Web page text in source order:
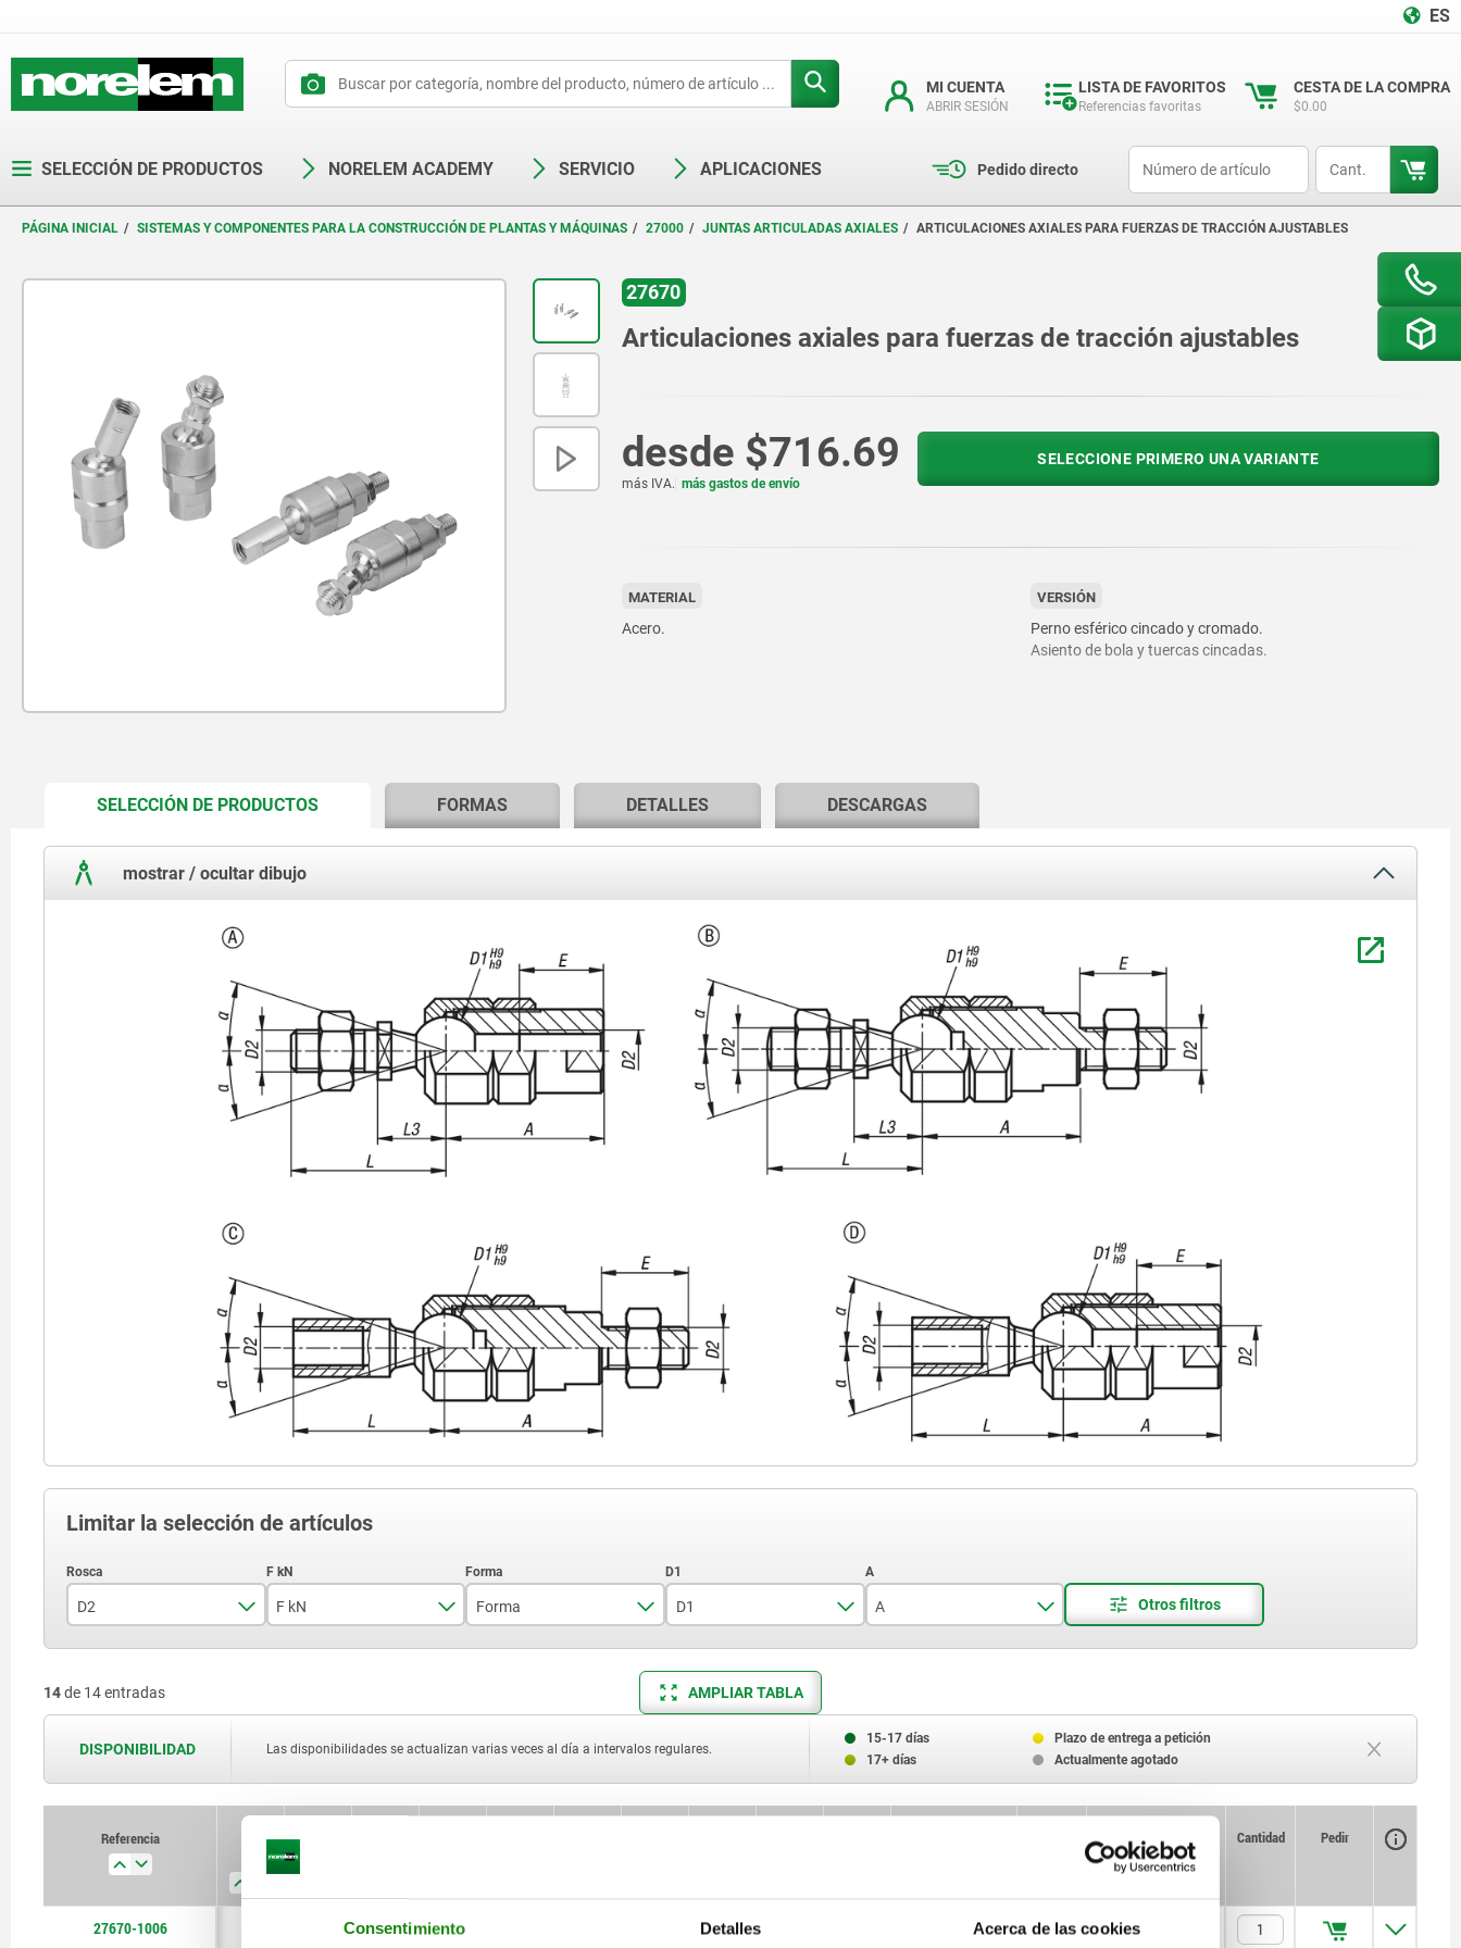
Consentimiento Detalles Acerca de las cookies
ES
MI CUENTA
ABRIR SESIÓN
LISTA DE FAVORITOS
Referencias favoritas
CESTA DE LA COMPRA
$0.00
SELECCIÓN DE PRODUCTOS NORELEM ACADEMY SERVICIO APLICACIONES Pedido directo
PÁGINA INICIAL SISTEMAS Y COMPONENTES PARA LA CONSTRUCCIÓN DE PLANTAS Y MÁQUINAS 27000 JUNTAS ARTICULADAS AXIALES ARTICULACIONES AXIALES PARA FUERZAS DE TRACCIÓN AJUSTABLES
27670
Articulaciones axiales para fuerzas de tracción ajustables
desde $716.69
más IVA. más gastos de envío
SELECCIONE PRIMERO UNA VARIANTE
MATERIAL
Acero.
VERSIÓN
Perno esférico cincado y cromado.
Asiento de bola y tuercas cincadas.
SELECCIÓN DE PRODUCTOSCURRENT
FORMAS DETALLES DESCARGAS
mostrar / ocultar dibujo
Limitar la selección de artículos
D2
M6
M8
M12
F kN
2,5
Forma
A
D
D1
10
13
A
21
26
30
14de 14 entradas AMPLIAR TABLA
DISPONIBILIDAD Las disponibilidades se actualizan varias veces al día a intervalos regulares.
15-17 días
Plazo de entrega a petición
17+ días
Actualmente agotado
Referencia
Precio
Cantidad Pedir
27670-1006 A 10 12